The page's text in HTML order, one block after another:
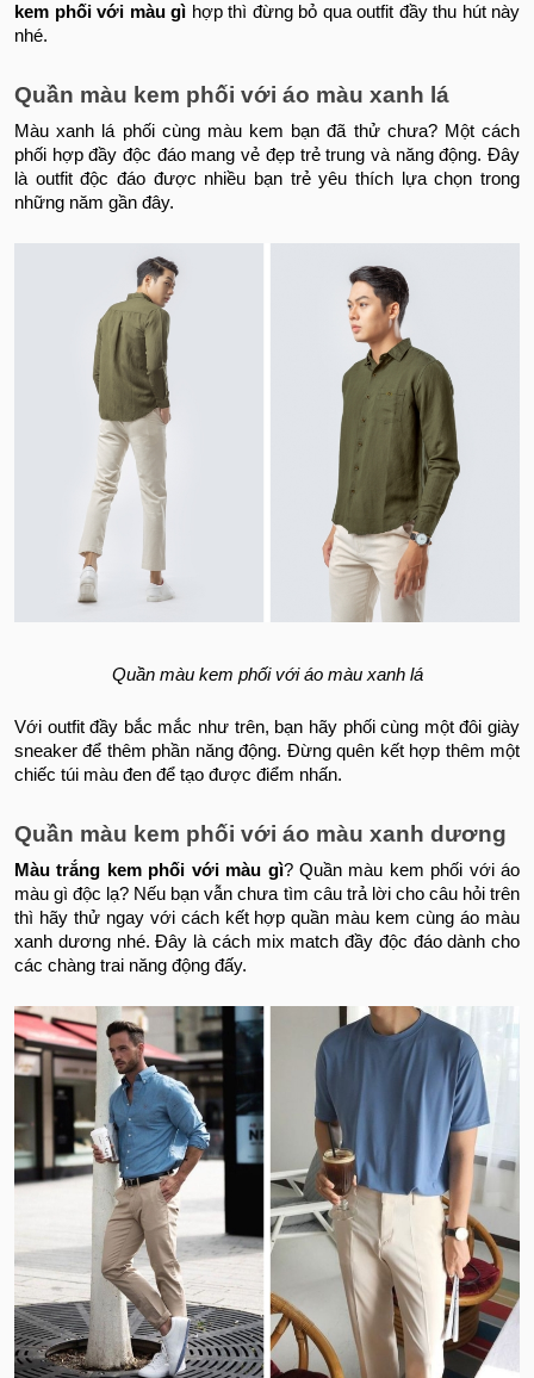
kem phối với màu gì hợp thì đừng bỏ qua outfit đầy thu hút này
nhé.
Quần màu kem phối với áo màu xanh lá
Màu xanh lá phối cùng màu kem bạn đã thử chưa? Một cách
phối hợp đầy độc đáo mang vẻ đẹp trẻ trung và năng động. Đây
là outfit độc đáo được nhiều bạn trẻ yêu thích lựa chọn trong
những năm gần đây.
Quần màu kem phối với áo màu xanh lá
Với outfit đầy bắc mắc như trên, bạn hãy phối cùng một đôi giày
sneaker để thêm phần năng động. Đừng quên kết hợp thêm một
chiếc túi màu đen để tạo được điểm nhấn.
Quần màu kem phối với áo màu xanh dương
Màu trắng kem phối với màu gì? Quần màu kem phối với áo
màu gì độc lạ? Nếu bạn vẫn chưa tìm câu trả lời cho câu hỏi trên
thì hãy thử ngay với cách kết hợp quần màu kem cùng áo màu
xanh dương nhé. Đây là cách mix match đầy độc đáo dành cho
các chàng trai năng động đấy.